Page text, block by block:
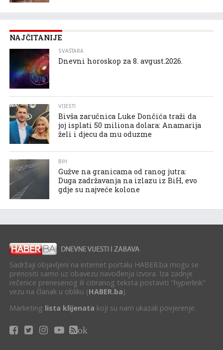
NAJČITANIJE
SVAŠTARA
Dnevni horoskop za 8. avgust.2026.
VIJESTI
Bivša zaručnica Luke Dončića traži da
joj isplati 50 miliona dolara: Anamarija
želi i djecu da mu oduzme
BIH
Gužve na granicama od ranog jutra:
Duga zadržavanja na izlazu iz BiH, evo
gdje su najveće kolone
Sadržaji objavljeni na internet portalu HABER.ba mogu se
prenositi samo uz obavezu navođenja izvora. Iza zadnje
rečenice prenesenog ili citiranog teksta postaviti "hyperlink"
vezu na članak u obliku (HABER.ba).
Marketing lista klijenata koji su nam ukazali povjerenje.
ok